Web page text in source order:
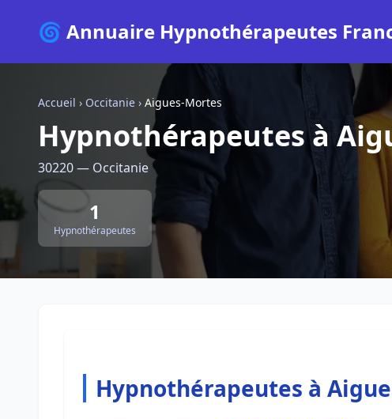
🌀 Annuaire Hypnothérapeutes
Accueil › Occitanie › Aigues-Mortes
Hypnothérapeutes à
30220 — Occitanie
1
Hypnothérapeutes
Hypnothérapeutes à